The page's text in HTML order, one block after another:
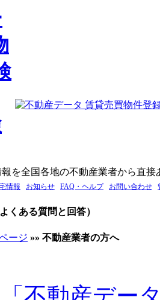
を全国各地の不動産業者から直接
情報 お知らせ FAQ・ヘルプ お問い合わせ
くある質問と回答）
ージ »» 不動産業者の方へ